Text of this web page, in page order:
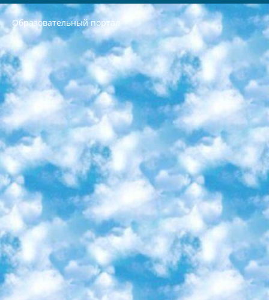
Образовательный портал
РЕСПУБЛИКА УЗБЕКИСТАН МИНИСТРЕРСТВО ДОШКОЛЬНОГО И ШКОЛЬНОГО ОБРАЗОВАНИЯ КОМАНДА в общеобразовательных учреждениях в 2023-2024 учебном году организация и проведение итоговой государственной аттестации обучающихся о Министра дошкольного и школьного образования Республики Узбекистан от 4 марта 2008 года (постановлением Минюста от 20 марта 2008 года № 1778 государственной регистрации) «Итоговое состояние учащихся общего среднего образования на основании положения об утверждении положения об аттестации общего среднего образования выпускной экзамен студентов в образовательных учреждениях в 2023-2024 учебном году В целях организации и прохождения аттестации приказываю: 1. Следующее: перечень предметов, по которым будет проводиться итоговая государственная аттестация и экзамен формы перевода согласно приложению 1; сертификаты международного образца, оценивающие уровень владения иностранными языками перечень согласно приложению 2; 2. Педагогический при специализированных образовательных учреждениях. научно-практический центр квалификации и международной оценки (Д.Давидова) 2024 г. До 25 марта: задания по предметам, по которым будет проводиться итоговая аттестация разработка и утверждение технических условий; итоговая аттестация на основании разработанного предметного задания разработка вопросов по предметам (устно и письменно), экзамен передача; общеобразовательные средние школы и специальные учебные заведения учащиеся выпускных классов школ и интернатов в агентской системе подготовка базы данных экзаменационных материалов и критериев оценки; перевод базы экзаменационных материалов на все языки обучения подать в Республиканский образовательный центр для изготовления; варианты экзаменов на основе разработанных контрольных материалов пусть будут поставлены задачи формирования. 3. Республиканский образовательный центр (Ш.Худайкулов) до 5 апреля 2024 года. до: база данных предоставленных экзаменационных материалов на все языки обучения перевод и экспертиза; для слепых, слабовидящих, глухих, слабослышащих и умственно отсталых детей учащиеся выпускных классов специализированных школ и школ-интернатов база данных экзаменационных материалов на всех преподаваемых языках подготовка критериев оценки; специализированные школы для умственно отсталых детей и технологии для учащихся выпускных классов школ-интернатов разработка соответствующих рекомендаций и критериев проведения ЕГЭ по естествознанию давать задания. 4. Педагогический при специализированных образовательных учреждениях. Научно-практический центр навыков и международной оценки (Д.Давидова), Республика образовательный центр (Худайкулов Ш.) итоговый государственный аттестационный экзамен ориентирован на творческое и логическое мышление при подготовке базы материалов учитывать введение заданий. 5. Следует отметить, что: сертификат государственного образца о знании общеобразовательного предмета и как минимум национальный уровень B1 по предметам на иностранных языках, указанным в Приложении 2. или международно признанный сертификат эквивалентного уровня студенты, изучающие определенный предмет, освобождаются от экзамена; по соответствующим предметам запланирована итоговая государственная аттестация за день до дня, путем жеребьевки Рабочей группой (в письменной форме по предметам, проводимым в форме) из числа сформированных вариантов выбрано 2 варианта; 2 выбранных варианта экзамена анонсированы на официальном сайте министерства и все выпускники по всей стране на основе этих вариантов проводит итоговую государственную аттестацию. 6. Государственное образование учащихся средних общеобразовательных учреждений. знания в соответствии с квалификационными требованиями, которые необходимо приобрести на основании стандартов итоговый (выпускной) контроль для 9 и 11 классов в целях тестирования Экзамены (далее – экзамены) состоят из предметов, перечисленных в приложении 1. будет сделано. 7. Экзамены пройдут с 26 мая по 15 июня 2024 г. (кроме науки физического воспитания). 8. Физическая для учащихся 9 классов общесредних образовательных учреждений. Экзамены по предмету «Образование, квалификация медицина» 1-6 мая 2024 года. сотрудники перевести под присмотр (с отклонениями в физическом или умственном развитии) специализированная школа для детей, школы-интернаты и со сколиозом школы-интернаты санаторного типа для больных детей исключены). 9. Он был слепым, слабовидящим и имел нарушения опорно-двигательного аппарата. экзамены в специализированных школах и интернатах для детей должны проводиться исходя из требований, предъявляемых к общеобразовательным учреждениям (физкультура кроме науки). 10. Специализированная школа для глухих и слабослышащих детей. и экзамены в интернатах и быть реализован в виде письменного теста по математике. 11. Специальность для умственно отсталых детей. Для 9 класса Родной язык и литературное письмо Государственный язык (язык обучения – узбекский). для неклассов) написано Математическое письмо Письменная/устная история Узбекистана Физическое воспитание практично Итоговый контроль Для 11 класса Написание родного языка и литературы (эссе) Математическое письмо Узбекский язык (обучение на узбекском языке) не посещающее общее среднее образование для учреждений)/Образовательное учреждение выбор письменный и устный Иностранный язык письменный/устный Письменная/устная история Узбекистана *По выбору студента:  Химия  Физика  Основы государственного права  География 10 бесплатных образовательных ресурсов - Мы составили подборку онлайн-проектов с интерактивными упражнениями, видеолекциями и статьями. Они помогут вам обрести новые и освежить старые знания бесплатно. 1. «ИНТУИТ» Старейшая образовательная площадка Рунета. Здесь вы найдёте сотни текстовых и видеокурсов на десятки различных тем — от программирования до психологии. Многие курсы подготовлены российскими университетами и крупными международными компаниями вроде Intel и Microsoft. Самостоятельное обучение бесплатное, но желающие могут оплатить услуги персональных наставников. 2. «Смартия» знакомит с актуальными профессиями и подсказывает, как им обучаться. Выбрав заинтересовавшую вас специальность — SMM-специалист, фотограф, веб-дизайнер или другую, — увидите список необходимых для неё умений. Чтобы вы могли освоить их самостоятельно, для каждого умения площадка отображает подборку ссылок на учебные материалы. Хотя «Смартия» ориентируется на русскоязычную аудиторию, часть контента всё же доступна только на английском. 3. «Лекторий Физтеха» Проект Московского физико-технического института (Физтеха). С его помощью вы можете смотреть онлайн серии лекций, записанные на видео в этом вузе. В числе доступных предметов — физика, биология, химия, информационные технологии и другие. К некоторым лекциям администрация ресурса прилагает готовые конспекты, которые можно скачивать в PDF-формате. 4. ITMOcourses Онлайн-площадка Санкт-Петербургского национального исследовательского университета информационных технологий, механики и оптики (ИТМО). Ресурс предоставляет свободный доступ к курсам, разработанным в этом вузе. Каталог материалов разбит на четыре категории: «Оптические системы и технологии», «Приборостроение и робототехника», «Информационные технологии» и «Биотехнологии». Курсы состоят из видеолекций, интерактивных демонстраций и заданий. 5. «КиберЛенинка» Электронная научная библиотека открытого доступа. Каталог площадки регулярно обрастает текстами статей из различных научных изданий. Сгруппированные по журналам и рубрикам публикации можно читать онлайн или скачивать целиком в PDF-формате. Проект нацелен на популяризацию науки за счёт открытого доступа к качественной информации. 6. «ПостНаука» На этом ресурсе публикуют подборки видеолекций, составленные экспертами из разных отраслей и объединённые общими темами. Среди них, к примеру, есть серии «Биоинформатика и геномика», «Культура средневековой Скандинавии» и Cinema Studies о теории кино. Каждая подборка лекций — логически связанная история, рассказанная экспертом от первого лица. Кроме того, на сайте появляются научно-образовательные статьи и тесты на разные темы. 7. «Newочём» Команда проекта «Newочём» отбирает самые интересные тексты из англоязычных СМИ и переводит те из них, за которые голосуют участники сообщества «ВКонтакте». По большей части это научно-популярные статьи. Редакторы придумывают лишь заголовки, в остальном содержание переводов соответствует оригиналам. Полные тексты можно читать прямо в социальной сети. 8. InternetUrok Онлайн-база материалов по основным дисциплинам школьной программы. Информация на сайте структурирована по классам, предметам и темам (урокам). Каждый урок состоит из видеолекций и конспектов. Есть также интерактивные тренажёры и тесты для закрепления пройденного материала. Даже если вы давно окончили школу, возможность повторить программу старших классов всегда может пригодиться. 9. Edutainme Ещё один ресурс об образовании. В отличие от Newtonew, как мне кажется, Edutainme больше ориентируется на представителей индустрии: педагогов, предпринимателей, разработчиков образовательных проектов. Но и любой, кто просто стремится к саморазвитию, найдёт на сайте много полезного и интересного для себя. Например, информацию о новых курсах и образовательных сервисах. 10. Newtonew Онлайн-медиа об образовании и обучении в широком смысле. Авторы Newtonew пишут об инструментах, заведениях, тактиках и стратегиях, которые помогают учить других и получать новые знания самостоятельно. На этой площадке вы найдёте новости, обзоры, аналитические мат